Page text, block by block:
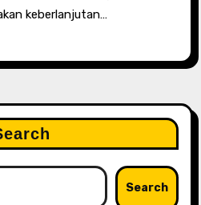
keberlanjutan…
Search